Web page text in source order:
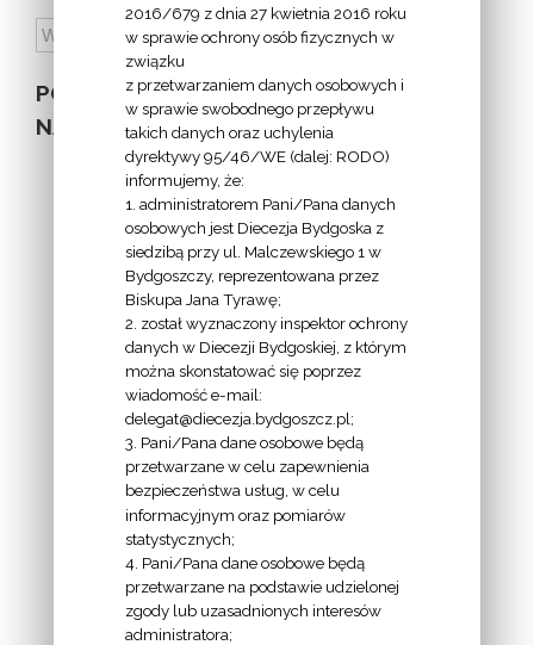
POZOSTAŁE
NA STRONIE
INFORMACJE
Z
EKAI.PL:
INFORMACJE
EPISKOPATU
POLSKI:
2016/679 z dnia 27 kwietnia 2016 roku
w sprawie ochrony osób fizycznych w
związku
z przetwarzaniem danych osobowych i
w sprawie swobodnego przepływu
takich danych oraz uchylenia
dyrektywy 95/46/WE (dalej: RODO)
informujemy, że:
1. administratorem Pani/Pana danych
osobowych jest Diecezja Bydgoska z
siedzibą przy ul. Malczewskiego 1 w
Bydgoszczy, reprezentowana przez
Biskupa Jana Tyrawę;
2. został wyznaczony inspektor ochrony
danych w Diecezji Bydgoskiej, z którym
można skonstatować się poprzez
wiadomość e-mail:
delegat@diecezja.bydgoszcz.pl;
3. Pani/Pana dane osobowe będą
przetwarzane w celu zapewnienia
bezpieczeństwa usług, w celu
informacyjnym oraz pomiarów
statystycznych;
4. Pani/Pana dane osobowe będą
przetwarzane na podstawie udzielonej
zgody lub uzasadnionych interesów
administratora;